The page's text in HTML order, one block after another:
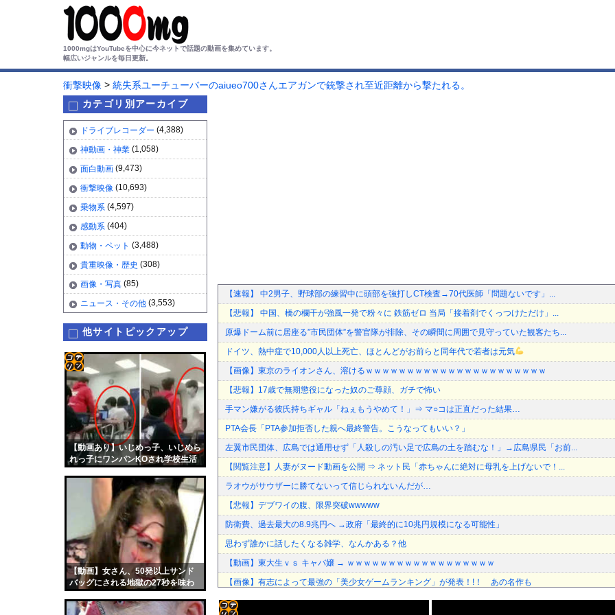
1000mgはYouTubeを中心に今ネットで話題の動画を集めています。
幅広いジャンルを毎日更新。
衝撃映像 > 統失系ユーチューバーのaiueo700さんエアガンで銃撃され至近距離から撃たれる。
カテゴリ別アーカイブ
ドライブレコーダー (4,388)
神動画・神業 (1,058)
面白動画 (9,473)
衝撃映像 (10,693)
乗物系 (4,597)
感動系 (404)
動物・ペット (3,488)
貴重映像・歴史 (308)
画像・写真 (85)
ニュース・その他 (3,553)
他サイトピックアップ
【動画あり】いじめっ子、いじめら
れっ子にワンパンKOされ学校生活
【動画】女さん、50発以上サンド
バッグにされる地獄の27秒を味わ
コテ
リン
- 固
定リ
ンク
自動
【速報】 中2男子、野球部の練習中に頭部を強打しCT検査→70代医師「問題ないです」...
【悲報】 中国、橋の欄干が強風一発で粉々に 鉄筋ゼロ 当局「接着剤でくっつけただけ」...
原爆ドーム前に居座る”市民団体”を警官隊が排除、その瞬間に周囲で見守っていた観客たち...
ドイツ、熱中症で10,000人以上死亡、ほとんどがお前らと同年代で若者は元気
【画像】東京のライオンさん、溶けるｗｗｗｗｗｗｗｗｗｗｗｗｗｗｗｗｗｗｗｗｗｗ
【悲報】17歳で無期懲役になった奴のご尊顔、ガチで怖い
手マン嫌がる彼氏持ちギャル「ねぇもうやめて！」⇒ マ○コは正直だった結果…
PTA会長「PTA参加拒否した親へ最終警告。こうなってもいい？」
左翼市民団体、広島では通用せず「人殺しの汚い足で広島の土を踏むな！」→広島県民「お前...
【閲覧注意】人妻がヌード動画を公開 ⇒ ネット民「赤ちゃんに絶対に母乳を上げないで！...
ラオウがサウザーに勝てないって信じられないんだが…
【悲報】デブワイの腹、限界突破wwwww
防衛費、過去最大の8.9兆円へ →政府「最終的に10兆円規模になる可能性」
思わず誰かに話したくなる雑学、なんかある？他
【動画】東大生ｖｓ キャバ嬢 → ｗｗｗｗｗｗｗｗｗｗｗｗｗｗｗｗｗｗ
【画像】有志によって最強の「美少女ゲームランキング」が発表！!！ あの名作も
AIが自然界にないウイルスを設計、16種類で増殖を確認…米スタンフォード大！